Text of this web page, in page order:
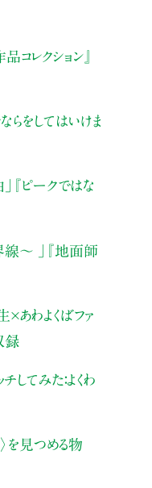
レクション』
らをしてはいけま
『ピークではな
〜 」
『地面師
あわよくばファ
録
してみた：よくわ
を見つめる物